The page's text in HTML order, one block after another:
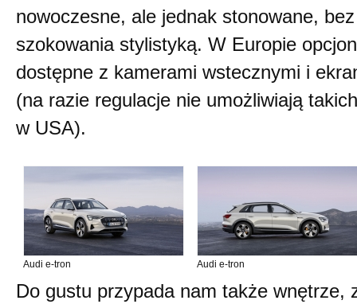
nowoczesne, ale jednak stonowane,
szokowania stylistyką. W Europie
dostępne z kamerami wstecznymi i
(na razie regulacje nie umożliwiają
w USA).
Audi e-tron Audi e-tron
Do gustu przypada nam także wnętrze,